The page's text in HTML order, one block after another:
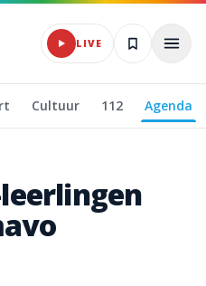
LIVE
Cultuur 112 Agenda